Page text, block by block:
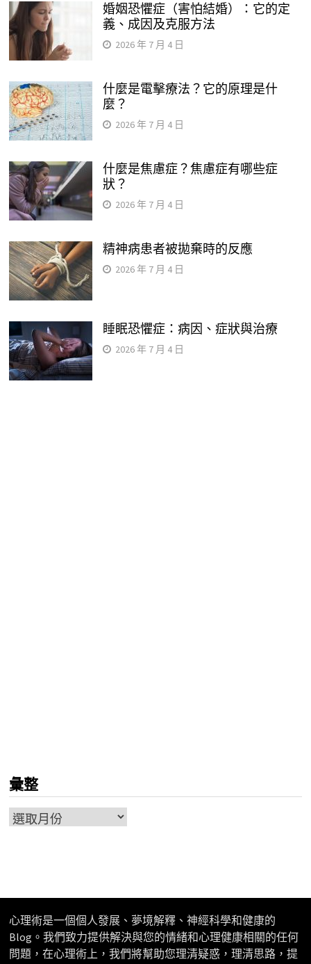
婚姻恐懼症（害怕結婚）：它的定
義、成因及克服方法
2026 年 7 月 4 日
什麼是電擊療法？它的原理是什
麼？
2026 年 7 月 4 日
什麼是焦慮症？焦慮症有哪些症
狀？
2026 年 7 月 4 日
精神病患者被拋棄時的反應
2026 年 7 月 4 日
睡眠恐懼症：病因、症狀與治療
2026 年 7 月 4 日
彙整
彙
心理術是一個個人發展、夢境解釋、神經科學和健康的
Blog。我們致力提供解決與您的情緒和心理健康相關的任何
問題，在心理術上，我們將幫助您理清疑惑，理清思路，提